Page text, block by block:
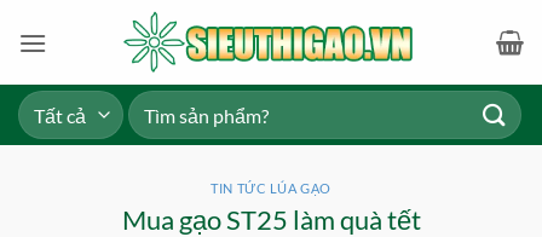
qua
dung
Tìm
kiếm:
TIN TỨC LÚA GẠO
Mua gạo ST25 làm quà tết